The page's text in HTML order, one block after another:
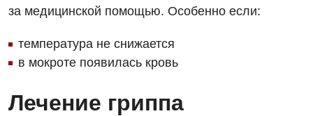
Терапия
Физиотерапия
за медицинской помощью. Особенно если:
температура не снижается
в мокроте появилась кровь
Лечение гриппа